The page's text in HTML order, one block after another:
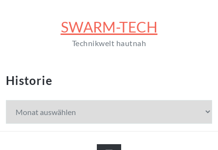
SWARM-TECH
Technikwelt hautnah
Historie